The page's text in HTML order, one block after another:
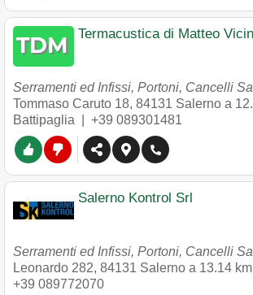
Termacustica di Matteo
Serramenti ed Infissi, Portoni, Cancelli
Tommaso Caruto 18, 84131 Salerno a
Battipaglia | +39 089301481
Salerno Kontrol Srl
Serramenti ed Infissi, Portoni, Cancelli
Leonardo 282, 84131 Salerno a 13.14
+39 089772070